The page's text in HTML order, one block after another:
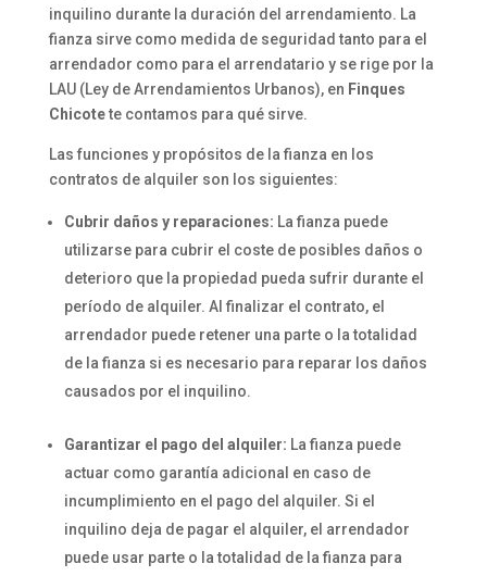
inquilino durante la duración del arrendamiento. La
fianza sirve como medida de seguridad tanto para el
arrendador como para el arrendatario y se rige por la
LAU (Ley de Arrendamientos Urbanos), en Finques
Chicotete contamos para qué sirve.
Las funciones y propósitos de la fianza en los
contratos de alquiler son los siguientes:
Cubrir daños y reparaciones: La fianza puede
utilizarse para cubrir el coste de posibles daños o
deterioro que la propiedad pueda sufrir durante el
período de alquiler. Al finalizar el contrato, el
arrendador puede retener una parte o la totalidad
de la fianza si es necesario para reparar los daños
causados por el inquilino.
Garantizar el pago del alquiler: La fianza puede
actuar como garantía adicional en caso de
incumplimiento en el pago del alquiler. Si el
inquilino deja de pagar el alquiler, el arrendador
puede usar parte o la totalidad de la fianza para